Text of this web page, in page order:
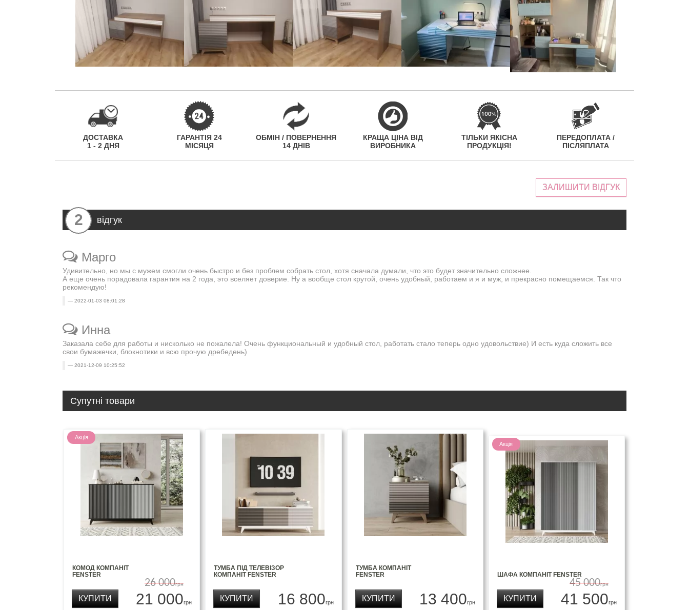
ДОСТАВКА
1 - 2 ДНЯ
ГАРАНТІЯ 24
МІСЯЦЯ
ОБМІН / ПОВЕРНЕННЯ
14 ДНІВ
КРАЩА ЦІНА ВІД
ВИРОБНИКА
ТІЛЬКИ ЯКІСНА
ПРОДУКЦІЯ!
ПЕРЕДОПЛАТА /
ПІСЛЯПЛАТА
ЗАЛИШИТИ ВІДГУК
2 відгук
Марго
Удивительно, но мы с мужем смогли очень быстро и без проблем собрать стол, хотя сначала думали, что это будет значительно сложнее.
А еще очень порадовала гарантия на 2 года, это вселяет доверие. Ну а вообще стол крутой, очень удобный, работаем и я и муж, и прекрасно помещаемся. Так что
рекомендую!
2022-01-03 08:01:28
Инна
Заказала себе для работы и нисколько не пожалела! Очень функциональный и удобный стол, работать стало теперь одно удовольствие) И есть куда сложить все
свои бумажечки, блокнотики и всю прочую дребедень)
2021-12-09 10:25:52
Супутні товари
Акція
КОМОД КОМПАНІТ
FENSTER
26 000грн
21 000грн
КУПИТИ
ТУМБА ПІД ТЕЛЕВІЗОР
КОМПАНІТ FENSTER
16 800грн
КУПИТИ
ТУМБА КОМПАНІТ
FENSTER
13 400грн
КУПИТИ
Акція
ШАФА КОМПАНІТ FENSTER
45 000грн
41 500грн
КУПИТИ